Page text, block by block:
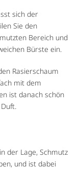
sich der
Sie den
Bereich und
Bürste ein.
Rasierschaum
mit dem
ist danach schön
der Lage, Schmutz
und ist dabei